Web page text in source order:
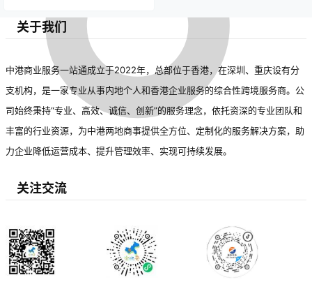
关于我们
中港商业服务一站通成立于2022年，总部位于香港，在深圳、重庆设有分
支机构，是一家专业从事内地个人和香港企业服务的综合性跨境服务商。公
司始终秉持“专业、高效、诚信、创新”的服务理念，依托资深的专业团队和
丰富的行业资源，为中港两地商事提供全方位、定制化的服务解决方案，助
力企业降低运营成本、提升管理效率、实现可持续发展。
关注交流